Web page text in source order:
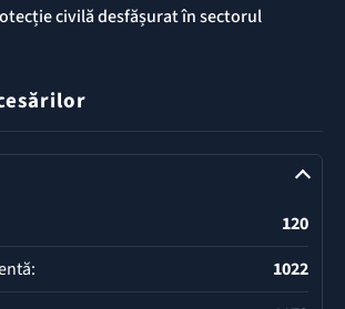
civilă desfășurat în sectorul
120
1022